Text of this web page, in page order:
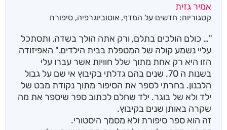
מבוסס על
דירוגים של
אמיר גזית
קטגוריות: חדשים על המדף, אוטוביוגרפיה, סיפורת
"… כולם הולכים בתלם, ורק אתה הולך בשדה, ותסתכל
עליי נשמע קולה של המטפלת בבית הילדים." האפיזודה
הזו היא רק אחת מתוך שלל חוויות אשר עברו עלי
בשנות ה 70. שנים בהם גדלתי בקיבוץ אי שם על גבול
הלבנון. בחרתי לספר את הסיפור מתוך נקודת מבט של
ילד ולא של בוגר. ילד שחלם לכתוב ספר שיספר את מה
שקרה באותן שנים בקיבוץ.
זה הוא ספר סיפורת ולא מסמך היסטורי.